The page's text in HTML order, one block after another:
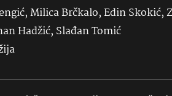
Milica Brčkalo, Edin Skokić,
Hadžić, Slađan Tomić